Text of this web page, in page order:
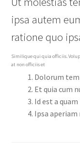
ipsa autem
ratione quo
Similique qui quia officiis.
at non officiis et
Dolorum
Et quia cum
Id est a
Ipsa